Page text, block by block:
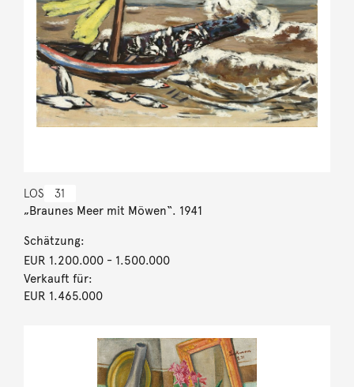
LOS 31
„Braunes Meer mit Möwen“. 1941
Schätzung:
EUR 1.200.000- 1.500.000
Verkauft für:
EUR 1.465.000